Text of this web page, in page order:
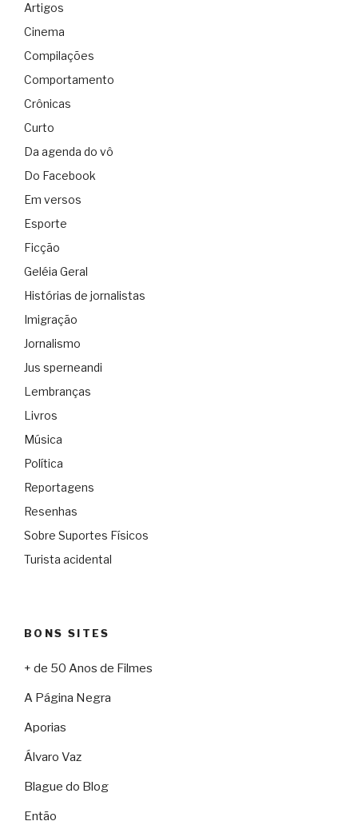
Artigos
Cinema
Compilações
Comportamento
Crônicas
Curto
Da agenda do vô
Do Facebook
Em versos
Esporte
Ficção
Geléia Geral
Histórias de jornalistas
Imigração
Jornalismo
Jus sperneandi
Lembranças
Livros
Música
Política
Reportagens
Resenhas
Sobre Suportes Físicos
Turista acidental
BONS SITES
+ de 50 Anos de Filmes
A Página Negra
Aporias
Álvaro Vaz
Blague do Blog
Então